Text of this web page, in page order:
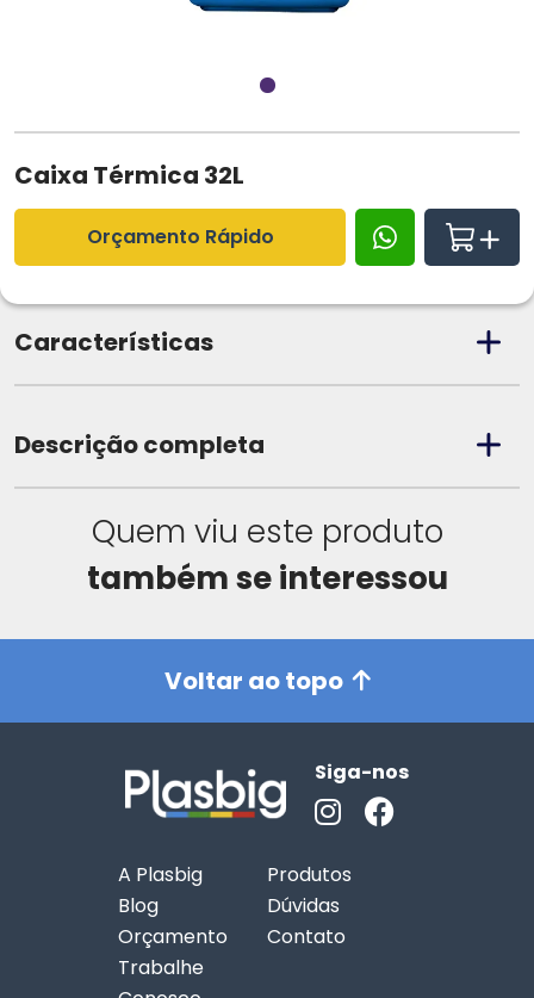
Caixa Térmica 32L
Orçamento Rápido
Características
Descrição completa
Quem viu este produto
também se interessou
Voltar ao topo
Siga-nos
A Plasbig
Produtos
Blog
Dúvidas
Orçamento
Contato
Trabalhe